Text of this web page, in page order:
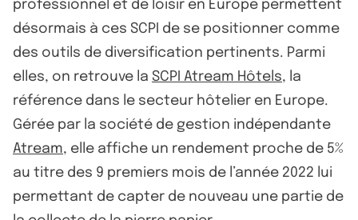
professionnel et de loisir en Europe permettent
désormais à ces SCPI de se positionner comme
des outils de diversification pertinents. Parmi
elles, on retrouve la SCPI Atream Hôtels, la
référence dans le secteur hôtelier en Europe.
Gérée par la société de gestion indépendante
Atream, elle affiche un rendement proche de 5%
au titre des 9 premiers mois de l’année 2022 lui
permettant de capter de nouveau une partie de